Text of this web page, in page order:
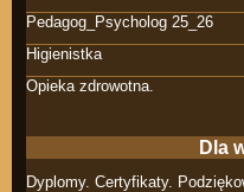
Pedagog_Psycholog 25_26
Higienistka
Opieka zdrowotna.
Dla
Dyplomy. Certyfikaty.